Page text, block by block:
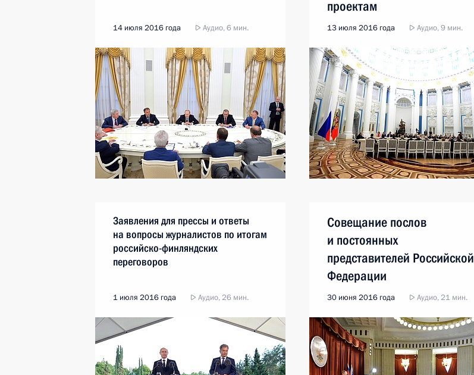
14 июля 2016 года Аудио, 6 мин.
проектам
13 июля 2016 года Аудио, 9 мин.
Заявления для прессы и ответы
на вопросы журналистов по итогам
российско-финляндских
переговоров
1 июля 2016 года Аудио, 26 мин.
Совещание послов
и постоянных
представителей Российской
Федерации
30 июня 2016 года Аудио, 21 мин.